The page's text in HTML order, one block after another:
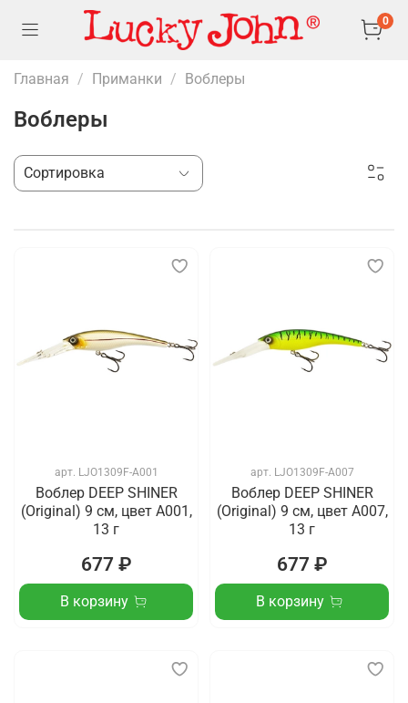
0
Главная Приманки Воблеры
Воблеры
арт. LJO1309F-A001
Воблер DEEP SHINER
(Original) 9 см, цвет A001,
13 г
677 ₽
В корзину
арт. LJO1309F-A007
Воблер DEEP SHINER
(Original) 9 см, цвет A007,
13 г
677 ₽
В корзину